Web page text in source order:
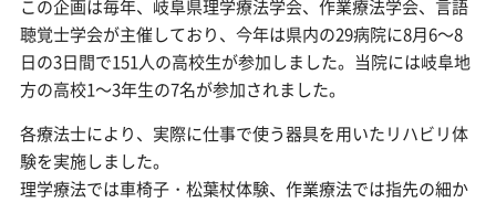
この企画は毎年、岐阜県理学療法学会、作業療法学会、言語
聴覚士学会が主催しており、今年は県内の29病院に8月6～8
日の3日間で151人の高校生が参加しました。当院には岐阜地
方の高校1～3年生の7名が参加されました。
各療法士により、実際に仕事で使う器具を用いたリハビリ体
験を実施しました。
理学療法では車椅子・松葉杖体験、作業療法では指先の細か